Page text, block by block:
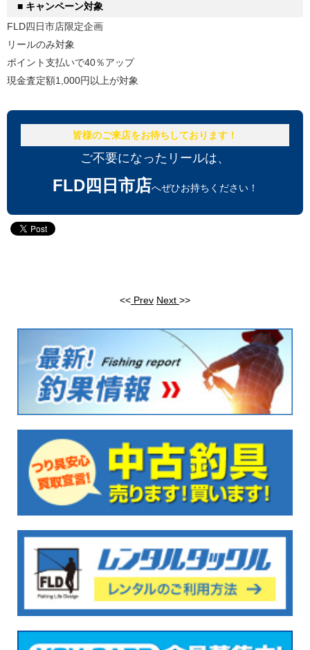
■ キャンペーン対象
FLD四日市店限定企画
リールのみ対象
ポイント支払いで40％アップ
現金査定額1,000円以上が対象
皆様のご来店をお待ちしております！
ご不要になったリールは、
FLD四日市店へぜひお持ちください！
<< Prev Next >>